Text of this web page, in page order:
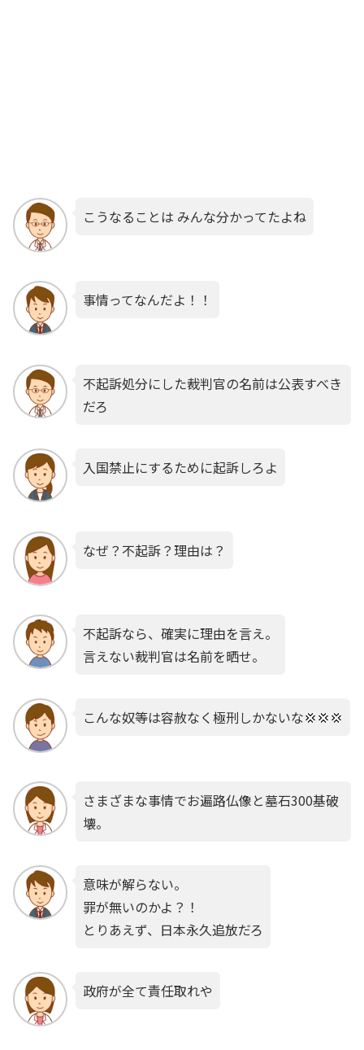
こうなることは みんな分かってたよね
事情ってなんだよ！！
不起訴処分にした裁判官の名前は公表すべき
だろ
入国禁止にするために起訴しろよ
なぜ？不起訴？理由は？
不起訴なら、確実に理由を言え。
言えない裁判官は名前を晒せ。
こんな奴等は容赦なく極刑しかないな💢💢💢
さまざまな事情でお遍路仏像と墓石300基破
壊。
意味が解らない。
罪が無いのかよ？！
とりあえず、日本永久追放だろ
政府が全て責任取れや